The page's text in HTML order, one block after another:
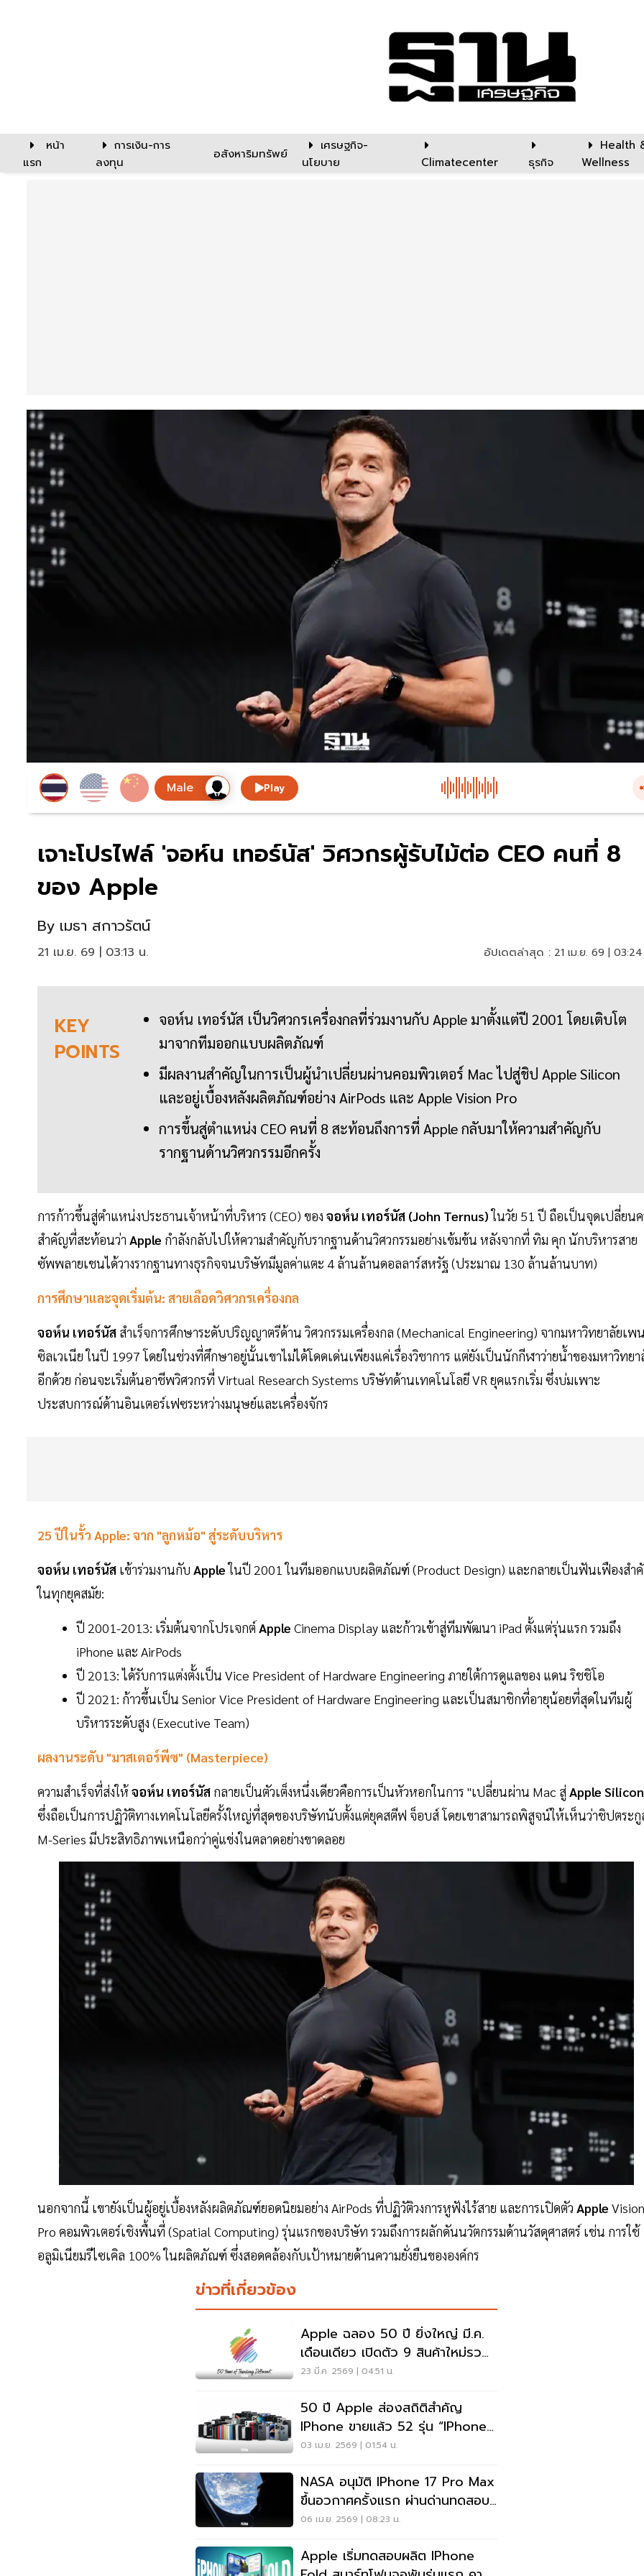
หน้า
แรก
การเงิน-การ
ลงทุน
อสังหาริมทรัพย์
เศรษฐกิจ-
นโยบาย
Climatecenter ธุรกิจ
Health
Wellness
Play
เจาะโปรไฟล์ 'จอห์น เทอร์นัส' วิศวกรผู้รับไม้ต่อ CEO คนที่ 8
ของ Apple
By เมธา สกาวรัตน์
21 เม.ย. 69 | 03:13 น. อัปเดตล่าสุด : 21 เม.ย. 69 |
KEY
POINTS
จอห์น เทอร์นัส เป็นวิศวกรเครื่องกลที่ร่วมงานกับ Apple มาตั้งแต่ปี 2001 โดยเติบโต
มาจากทีมออกแบบผลิตภัณฑ์
มีผลงานสำคัญในการเป็นผู้นำเปลี่ยนผ่านคอมพิวเตอร์ Mac ไปสู่ชิป Apple Silicon
และอยู่เบื้องหลังผลิตภัณฑ์อย่าง AirPods และ Apple Vision Pro
การขึ้นสู่ตำแหน่ง CEO คนที่ 8 สะท้อนถึงการที่ Apple กลับมาให้ความสำคัญกับ
รากฐานด้านวิศวกรรมอีกครั้ง
การก้าวขึ้นสู่ตำแหน่งประธานเจ้าหน้าที่บริหาร (CEO) ของ จอห์น เทอร์นัส (John Ternus)ในวัย 51 ปี ถือเป็นจุดเปลี่ยนค
สำคัญที่สะท้อนว่า Apple กำลังกลับไปให้ความสำคัญกับรากฐานด้านวิศวกรรมอย่างเข้มข้น หลังจากที่ ทิม คุก นักบริหารสาย
ซัพพลายเชนได้วางรากฐานทางธุรกิจจนบริษัทมีมูลค่าแตะ 4 ล้านล้านดอลลาร์สหรัฐ (ประมาณ 130 ล้านล้านบาท)
การศึกษาและจุดเริ่มต้น: สายเลือดวิศวกรเครื่องกล
จอห์น เทอร์นัส สำเร็จการศึกษาระดับปริญญาตรีด้าน วิศวกรรมเครื่องกล (Mechanical Engineering) จากมหาวิทยาลัยเพ
ซิลเวเนีย ในปี 1997 โดยในช่วงที่ศึกษาอยู่นั้นเขาไม่ได้โดดเด่นเพียงแค่เรื่องวิชาการ แต่ยังเป็นนักกีฬาว่ายน้ำของมหาวิทยา
อีกด้วย ก่อนจะเริ่มต้นอาชีพวิศวกรที่ Virtual Research Systems บริษัทด้านเทคโนโลยี VR ยุคแรกเริ่ม ซึ่งบ่มเพาะ
ประสบการณ์ด้านอินเตอร์เฟซระหว่างมนุษย์และเครื่องจักร
25 ปีในรั้ว Apple: จาก "ลูกหม้อ" สู่ระดับบริหาร
จอห์น เทอร์นัส เข้าร่วมงานกับ Appleในปี 2001 ในทีมออกแบบผลิตภัณฑ์ (Product Design) และกลายเป็นฟันเฟืองสำ
ในทุกยุคสมัย:
ปี 2001-2013: เริ่มต้นจากโปรเจกต์ Apple Cinema Display และก้าวเข้าสู่ทีมพัฒนา iPad ตั้งแต่รุ่นแรก รวมถึง
iPhone และ AirPods
ปี 2013: ได้รับการแต่งตั้งเป็น Vice President of Hardware Engineering ภายใต้การดูแลของ แดน ริชชิโอ
ปี 2021: ก้าวขึ้นเป็น Senior Vice President of Hardware Engineering และเป็นสมาชิกที่อายุน้อยที่สุดในทีมผู้
บริหารระดับสูง (Executive Team)
ผลงานระดับ "มาสเตอร์พีซ" (Masterpiece)
ความสำเร็จที่ส่งให้จอห์น เทอร์นัส กลายเป็นตัวเต็งหนึ่งเดียวคือการเป็นหัวหอกในการ "เปลี่ยนผ่าน Mac สู่Apple Silicon
ซึ่งถือเป็นการปฏิวัติทางเทคโนโลยีครั้งใหญ่ที่สุดของบริษัทนับตั้งแต่ยุคสตีฟ จ็อบส์ โดยเขาสามารถพิสูจน์ให้เห็นว่าชิปตระ
M-Series มีประสิทธิภาพเหนือกว่าคู่แข่งในตลาดอย่างขาดลอย
นอกจากนี้ เขายังเป็นผู้อยู่เบื้องหลังผลิตภัณฑ์ยอดนิยมอย่าง AirPods ที่ปฏิวัติวงการหูฟังไร้สาย และการเปิดตัว Apple Vision
Pro คอมพิวเตอร์เชิงพื้นที่ (Spatial Computing) รุ่นแรกของบริษัท รวมถึงการผลักดันนวัตกรรมด้านวัสดุศาสตร์ เช่น การใช้
อลูมิเนียมรีไซเคิล 100% ในผลิตภัณฑ์ ซึ่งสอดคล้องกับเป้าหมายด้านความยั่งยืนขององค์กร
ข่าวที่เกี่ยวข้อง
Apple ฉลอง 50 ปี ยิ่งใหญ่ มี.ค.
เดือนเดียว เปิดตัว 9 สินค้าใหม่รวด
เดียว
23 มี.ค. 2569 | 04:51 น.
50 ปี Apple ส่องสถิติสำคัญ
IPhone ขายแล้ว 52 รุ่น “iPhone
13 ครองใจผู้ใช้มากสุด
03 เม.ย. 2569 | 01:54 น.
NASA อนุมัติ IPhone 17 Pro Max
ขึ้นอวกาศครั้งแรก ผ่านด่านทดสอบ
เข้ม Artemis II
06 เม.ย. 2569 | 08:23 น.
Apple เริ่มทดสอบผลิต IPhone